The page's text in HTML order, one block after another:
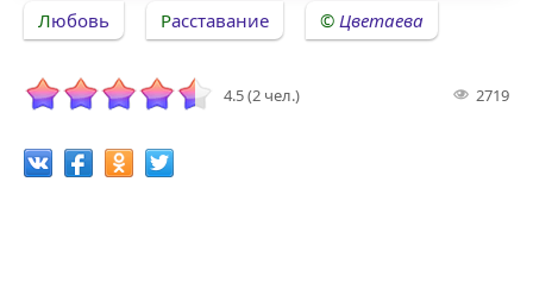
Любовь Расставание Цветаева
4.5 (2 чел.) 2719